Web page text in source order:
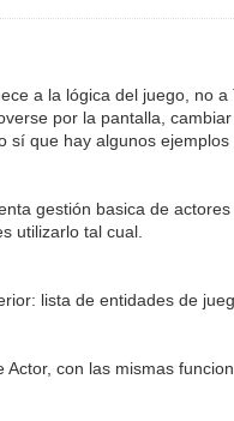
a la lógica del juego, no
por la pantalla,
sí que hay algunos ejemplos
gestión basica de
utilizarlo tal cual.
lista de entidades de
Actor, con las mismas